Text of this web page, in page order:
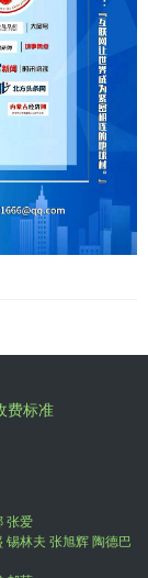
费标准
张爱
锡林夫 张旭辉 陶德巴